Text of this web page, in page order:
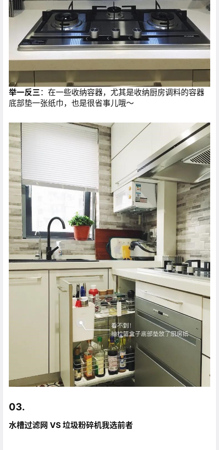
举一反三 ：在一些收纳容器，尤其是收纳厨房调料的容器
底部垫一张纸巾，也是很省事儿哦～
03.
水槽过滤网 VS 垃圾粉碎机我选前者